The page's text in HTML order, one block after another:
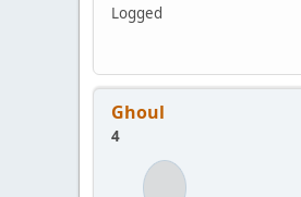
Logged
Ghoul
4